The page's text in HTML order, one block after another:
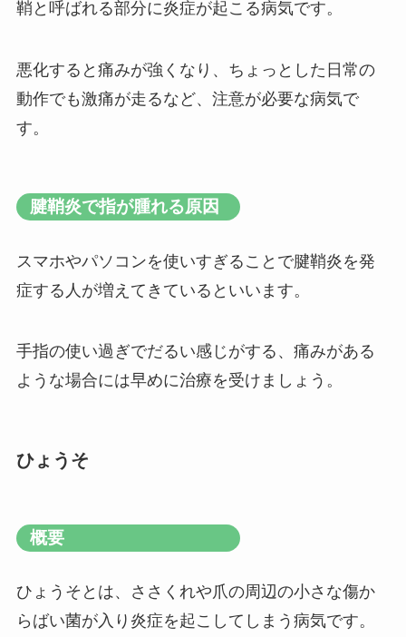
鞘と呼ばれる部分に炎症が起こる病気です。
悪化すると痛みが強くなり、ちょっとした日常の
動作でも激痛が走るなど、注意が必要な病気で
す。
腱鞘炎で指が腫れる原因
スマホやパソコンを使いすぎることで腱鞘炎を発
症する人が増えてきているといいます。
手指の使い過ぎでだるい感じがする、痛みがある
ような場合には早めに治療を受けましょう。
ひょうそ
概要
ひょうそとは、ささくれや爪の周辺の小さな傷か
らばい菌が入り炎症を起こしてしまう病気です。